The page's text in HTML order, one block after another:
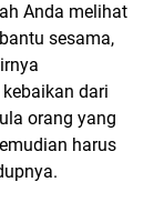
Anda melihat
sesama,
dari
orang yang
harus